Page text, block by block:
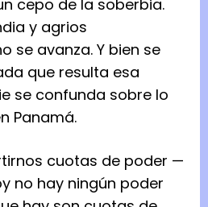
cepo de la soberbia.
y agrios
se avanza. Y bien se
que resulta esa
se confunda sobre lo
Panamá.
cuotas de poder —
no hay ningún poder